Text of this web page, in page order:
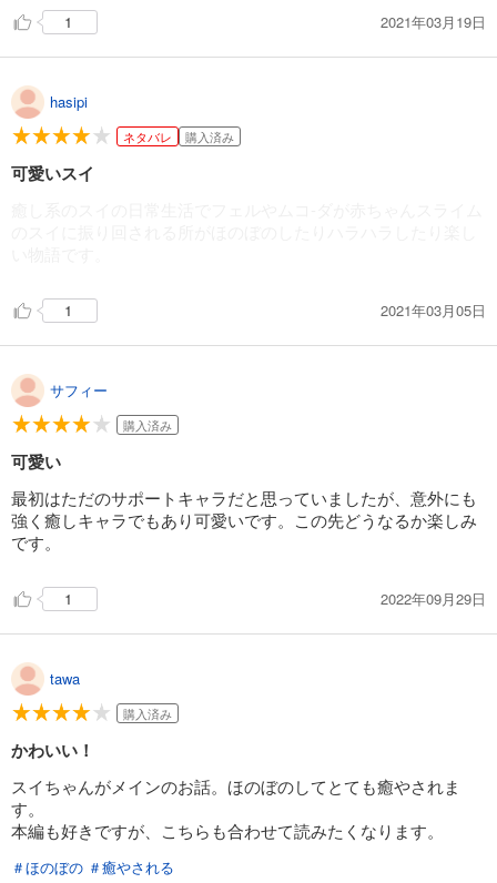
もちろんムコーダが主役の本編も読めば一層楽しめると思う。
1 2021年03月19日
hasipi
ネタバレ 購入済み
可愛いスイ
1 2021年03月05日
サフィー
購入済み
可愛い
最初はただのサポートキャラだと思っていましたが、意外にも
強く癒しキャラでもあり可愛いです。この先どうなるか楽しみ
です。
1 2022年09月29日
tawa
購入済み
かわいい！
スイちゃんがメインのお話。ほのぼのしてとても癒やされま
す。
本編も好きですが、こちらも合わせて読みたくなります。
＃ほのぼの ＃癒やされる